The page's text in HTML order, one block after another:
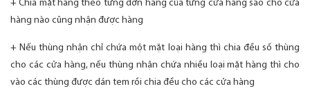
+ Chia mặt hàng theo từng đơn hàng của từng cửa hàng sao cho cửa
hàng nào cũng nhận được hàng
+ Nếu thùng nhận chỉ chứa một mặt loại hàng thì chia đều số thùng
cho các cửa hàng, nếu thùng nhận chứa nhiều loại mặt hàng thì cho
vào các thùng được dán tem rồi chia đều cho các cửa hàng